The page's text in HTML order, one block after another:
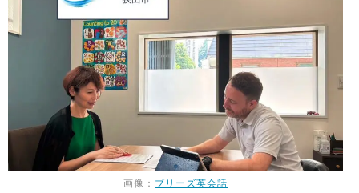
画像： ブリーズ英会話